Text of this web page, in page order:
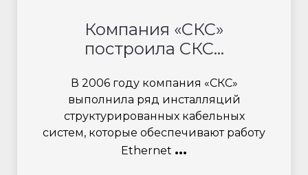
Компания «СКС»
построила СКС...
В 2006 году компания «СКС»
выполнила ряд инсталляций
структурированных кабельных
систем, которые обеспечивают работу
Ethernet ...